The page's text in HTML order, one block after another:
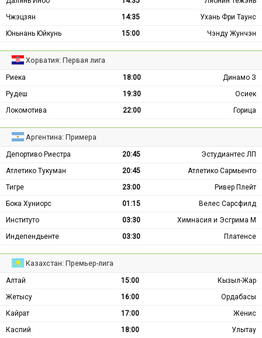
Чжэцзян
14:35
Ухань Фри Таунс
Юньнань Юйкунь
15:00 Чэнду Жунчэн
Хорватия: Первая лига
Риека 18:00
Динамо З
Рудеш
19:30
Осиек
Локомотива
22:00 Горица
Аргентина: Примера
Депортиво Риестра 20:45
Эстудиантес ЛП
Атлетико Тукуман
20:45
Атлетико Сармьенто
Тигре
23:00
Ривер Плейт
Бока Хуниорс
01:15
Велес Сарсфилд
Институто
03:30
Химнасия и Эсгрима М
Индепендьенте
03:30 Платенсе
Казахстан: Премьер-лига
Алтай 15:00
Кызыл-Жар
Жетысу
16:00
Ордабасы
Кайрат
17:00
Женис
Каспий
18:00 Улытау